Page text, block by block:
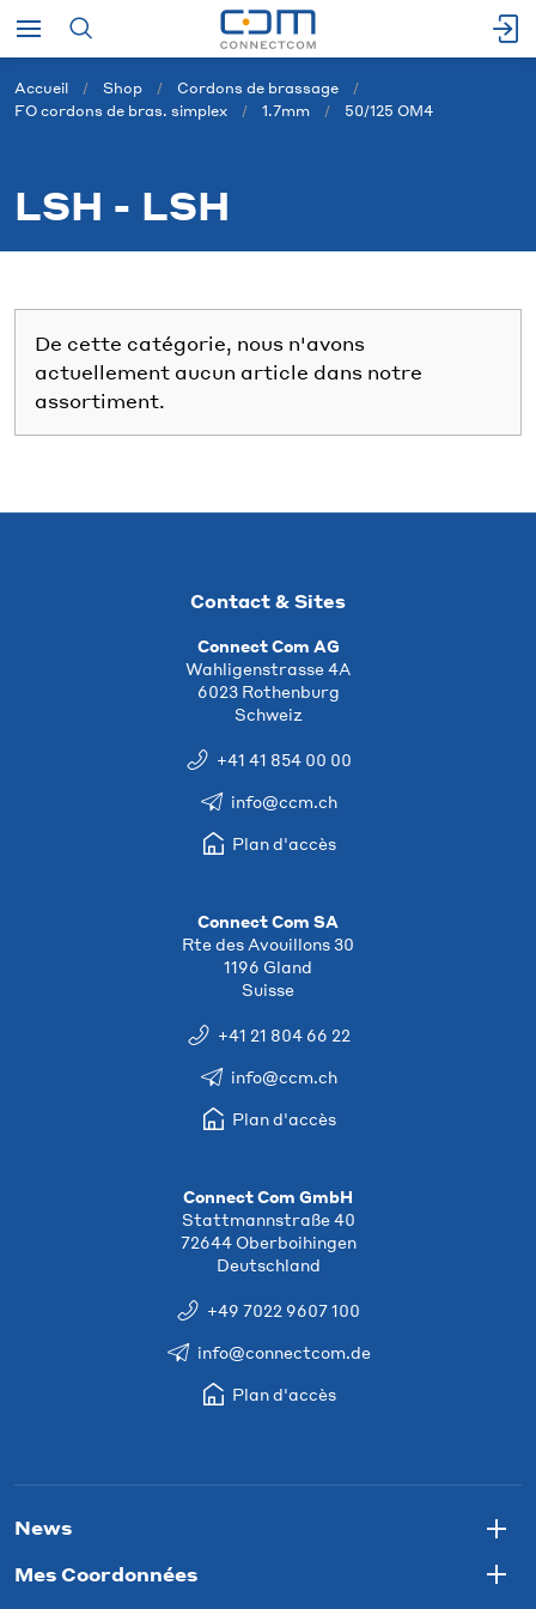
Accueil Shop
Cordons de brassage
FO cordons de bras. simplex
1.7mm 50/125 OM4
LSH - LSH
De cette catégorie, nous n'avons
actuellement aucun article dans notre
assortiment.
Contact & Sites
Connect Com AG
Wahligenstrasse 4A
6023 Rothenburg
Schweiz
+41 41 854 00 00
info@ccm.ch
Plan d'accès
Connect Com SA
Rte des Avouillons 30
1196 Gland
Suisse
+41 21 804 66 22
info@ccm.ch
Plan d'accès
Connect Com GmbH
Stattmannstraße 40
72644 Oberboihingen
Deutschland
+49 7022 9607 100
info@connectcom.de
Plan d'accès
News
Mes Coordonnées